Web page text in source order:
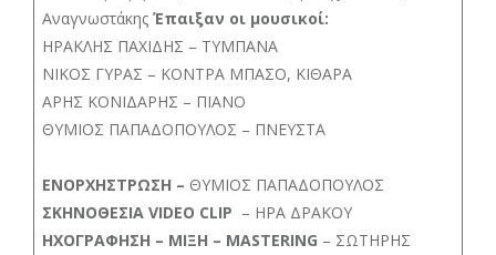
Αναγνωστάκης Έπαιξαν οι μουσικοί:
ΗΡΑΚΛΗΣ ΠΑΧΙΔΗΣ – ΤΥΜΠΑΝΑ
ΝΙΚΟΣ ΓΥΡΑΣ – ΚΟΝΤΡΑ ΜΠΑΣΟ, ΚΙΘΑΡΑ
ΑΡΗΣ ΚΟΝΙΔΑΡΗΣ – ΠΙΑΝΟ
ΘΥΜΙΟΣ ΠΑΠΑΔΟΠΟΥΛΟΣ – ΠΝΕΥΣΤΑ
ΕΝΟΡΧΗΣΤΡΩΣΗ – ΘΥΜΙΟΣ ΠΑΠΑΔΟΠΟΥΛΟΣ
ΣΚΗΝΟΘΕΣΙΑ VIDEO CLIP – ΗΡΑ ΔΡΑΚΟΥ
ΗΧΟΓΡΑΦΗΣΗ – ΜΙΞΗ – MASTERING – ΣΩΤΗΡΗΣ